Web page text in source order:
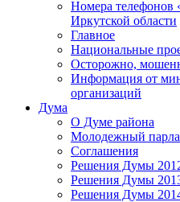
Номера телефонов
Иркутской области
Главное
Национальные
Осторожно,
Информация от
организаций
Дума
О Думе района
Молодежный
Соглашения
Решения Думы
Решения Думы
Решения Думы